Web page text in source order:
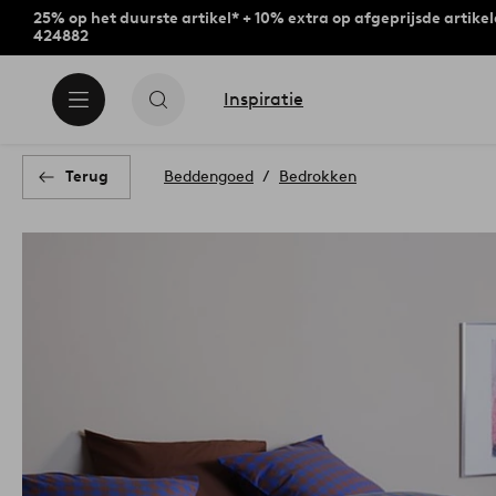
25% op het duurste artikel* + 10% extra op afgeprijsde
424882
Inspiratie
Terug Beddengoed Bedrokken